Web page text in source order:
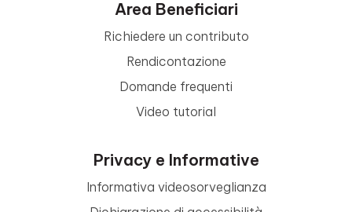
Area Beneficiari
Richiedere un contributo
Rendicontazione
Domande frequenti
Video tutorial
Privacy e Informative
Informativa videosorveglianza